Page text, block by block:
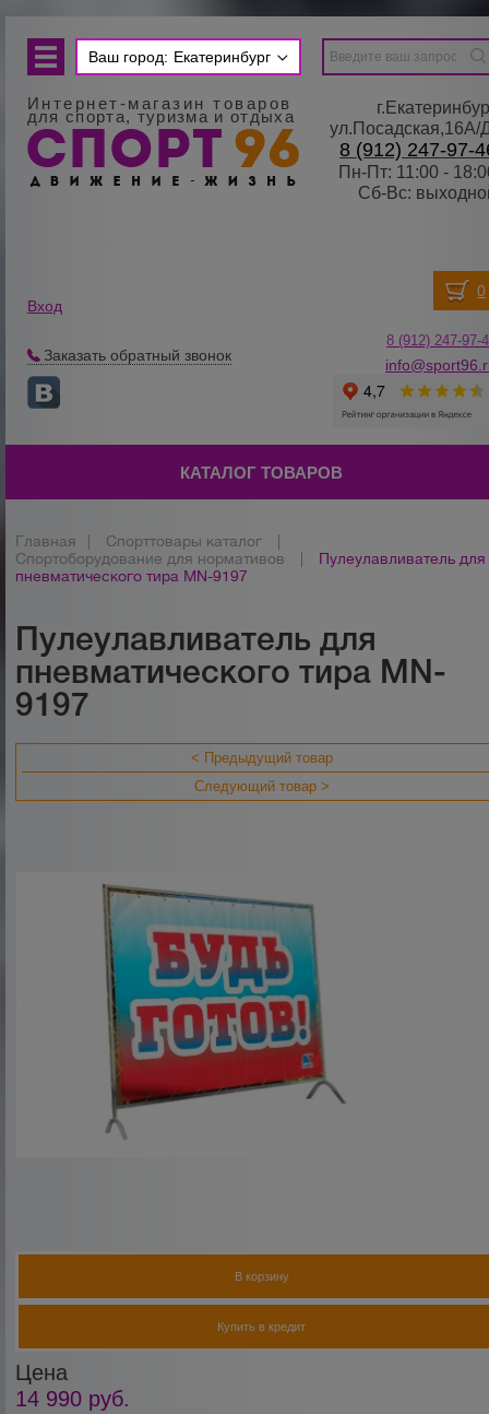
Ваш город: Екатеринбург
Интернет-магазин товаров
для спорта, туризма и отдыха
8 (912) 247-97-
Пн-Пт: 11:00 -
Сб-Вс:
Вход
Заказать обратный звонок
8 (912) 247-97-
КАТАЛОГ ТОВАРОВ
Главная Спорттовары каталог
Спортоборудование для нормативов
Пулеулавливатель для
пневматического тира MN-9197
Пулеулавливатель для
пневматического тира MN-
9197
< Предыдущий товар
Следующий товар >
Цена
14 990 руб.
В корзину
Купить в кредит